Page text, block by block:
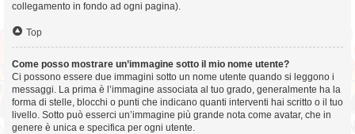
collegamento in fondo ad ogni pagina).
Top
Come posso mostrare un’immagine sotto il mio nome utente?
Ci possono essere due immagini sotto un nome utente quando si leggono i
messaggi. La prima è l’immagine associata al tuo grado, generalmente ha la
forma di stelle, blocchi o punti che indicano quanti interventi hai scritto o il tuo
livello. Sotto può esserci un’immagine più grande nota come avatar, che in
genere è unica e specifica per ogni utente.